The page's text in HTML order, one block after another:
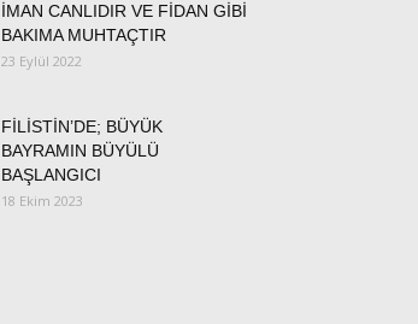
İMAN CANLIDIR VE FİDAN GİBİ
BAKIMA MUHTAÇTIR
23 Eylül 2022
FİLİSTİN’DE; BÜYÜK
BAYRAMIN BÜYÜLÜ
BAŞLANGICI
18 Ekim 2023